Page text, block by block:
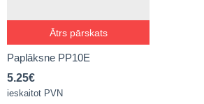
Ātrs pārskats
Paplāksne PP10E
5.25€
ieskaitot PVN